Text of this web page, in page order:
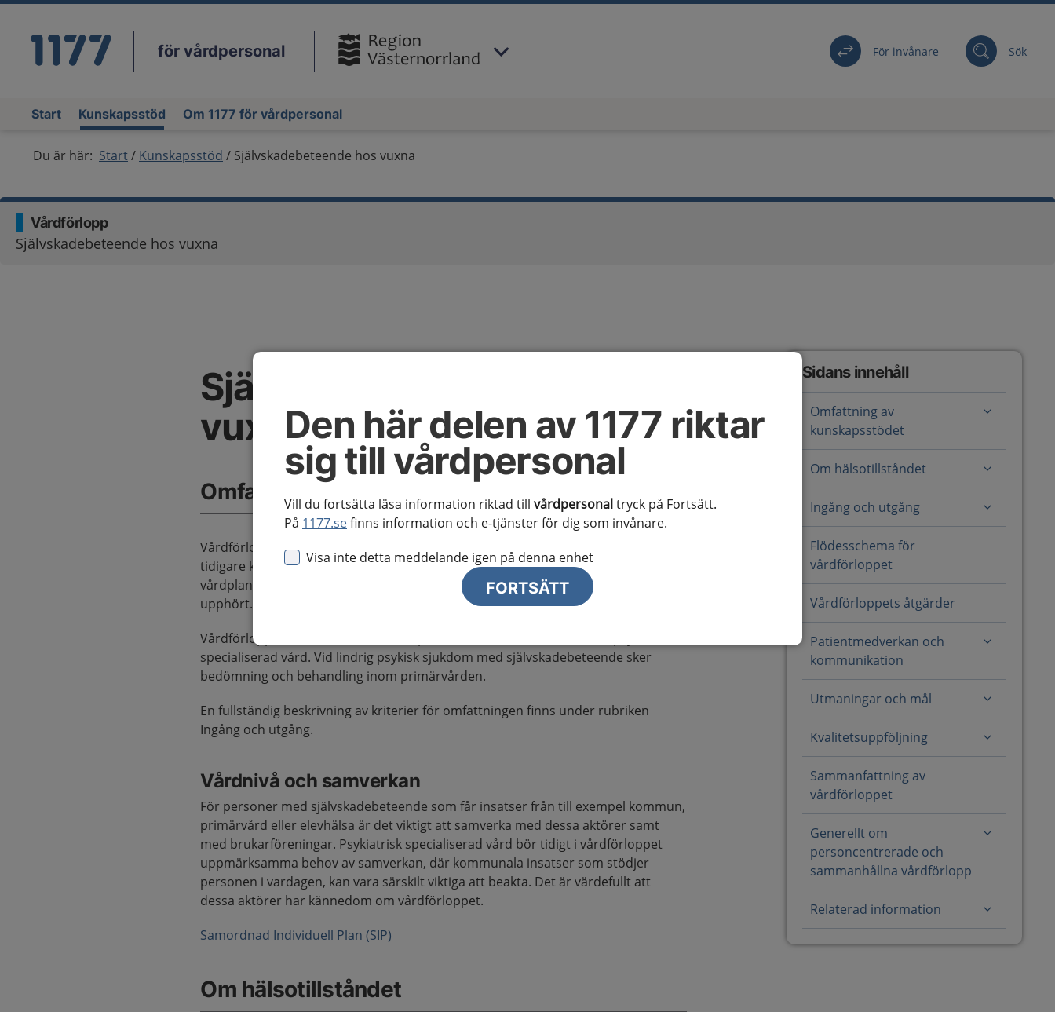
Den här delen av 1177 riktar
sig till vårdpersonal
Vill du fortsätta läsa information riktad till vårdpersonaltryck på Fortsätt.
På 1177.sefinns information och e-tjänster för dig som invånare.
Visa inte detta meddelande igen på denna enhet
FORTSÄTT
för vårdpersonal Du har valt regionVästernorrland För invånare Sök
Start Kunskapsstöd Om 1177 för vårdpersonal
Du är här: Start Kunskapsstöd Självskadebeteende hos vuxna
Vårdförlopp
Självskadebeteende hos vuxna
Självskadebeteende hos
vuxna
Omfattning av kunskapsstödet
Vårdförloppet inleds vid misstanke om självskadebeteende eller vid försämring av
tidigare känt självskadebeteende hos personer från 18 år och avslutas när mål i
vårdplan uppnåtts eller när behov av ytterligare insatser inom vårdförloppet har
upphört.
Vårdförloppet omfattar insatser när personer från 18 år vårdas inom psykiatrisk
specialiserad vård. Vid lindrig psykisk sjukdom med självskadebeteende sker
bedömning och behandling inom primärvården.
En fullständig beskrivning av kriterier för omfattningen finns under rubriken
Ingång och utgång.
Vårdnivå och samverkan
För personer med självskadebeteende som får insatser från till exempel kommun,
primärvård eller elevhälsa är det viktigt att samverka med dessa aktörer samt
med brukarföreningar. Psykiatrisk specialiserad vård bör tidigt i vårdförloppet
uppmärksamma behov av samverkan, där kommunala insatser som stödjer
personen i vardagen, kan vara särskilt viktiga att beakta. Det är värdefullt att
dessa aktörer har kännedom om vårdförloppet.
Samordnad Individuell Plan (SIP)
Om hälsotillståndet
Sidans innehåll
Omfattning av
kunskapsstödet
Om hälsotillståndet
Ingång och utgång
Flödesschema för
vårdförloppet
Vårdförloppets åtgärder
Patientmedverkan och
kommunikation
Utmaningar och mål
Kvalitetsuppföljning
Sammanfattning av
vårdförloppet
Generellt om
personcentrerade och
sammanhållna vårdförlopp
Relaterad information